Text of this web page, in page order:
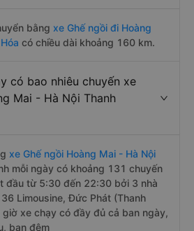
bằng xe Ghế ngồi đi Hoàng
có chiều dài khoảng 160 km.
có bao nhiêu chuyến xe
Mai - Hà Nội Thanh
xe Ghế ngồi Hoàng Mai - Hà Nội
mỗi ngày có khoảng 131 chuyến
đầu từ 5:30 đến 22:30 bởi 3 nhà
Limousine, Đức Phát (Thanh
giờ xe chạy có đầy đủ cả ban ngày,
ban đêm